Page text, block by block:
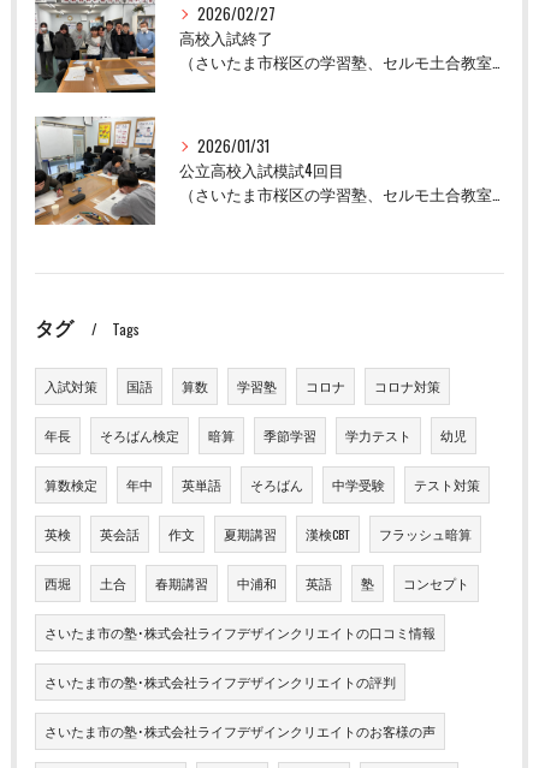
2026/02/27
高校入試終了
（さいたま市桜区の学習塾、セルモ土合教室）
2026/01/31
公立高校入試模試4回目
（さいたま市桜区の学習塾、セルモ土合教室）
タグ Tags
入試対策 国語 算数 学習塾 コロナ コロナ対策
年長 そろばん検定 暗算 季節学習 学力テスト 幼児
算数検定 年中 英単語 そろばん 中学受験 テスト対策
英検 英会話 作文 夏期講習 漢検CBT フラッシュ暗算
西堀 土合 春期講習 中浦和 英語 塾 コンセプト
さいたま市の塾･株式会社ライフデザインクリエイトの口コミ情報
さいたま市の塾･株式会社ライフデザインクリエイトの評判
さいたま市の塾･株式会社ライフデザインクリエイトのお客様の声